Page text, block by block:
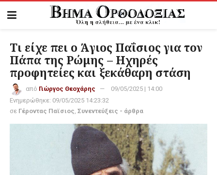
Τι είχε πει ο Άγιος Παΐσιος για τον
Πάπα της Ρώμης – Ηχηρές
προφητείες και ξεκάθαρη στάση
από Γιώργος Θεοχάρης
09/05/2025 | 14:00
Ενημερώθηκε: 09/05/2025 14:23:32
σε Γέροντας Παϊσιος, Συνεντεύξεις - άρθρα